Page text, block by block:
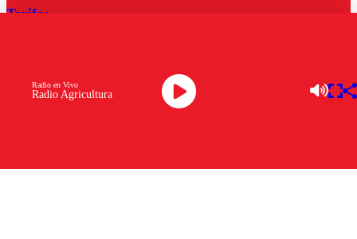
Radio Agricultura
Radio en Vivo
Tarifas
Descarga la APP